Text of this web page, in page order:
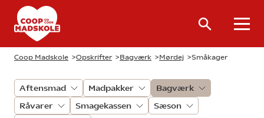
Coop Madskole >Opskrifter >Bagværk >Mørdej >Småkager
Aftensmad Madpakker
Bagværk
Råvarer
Smagekassen
Sæson